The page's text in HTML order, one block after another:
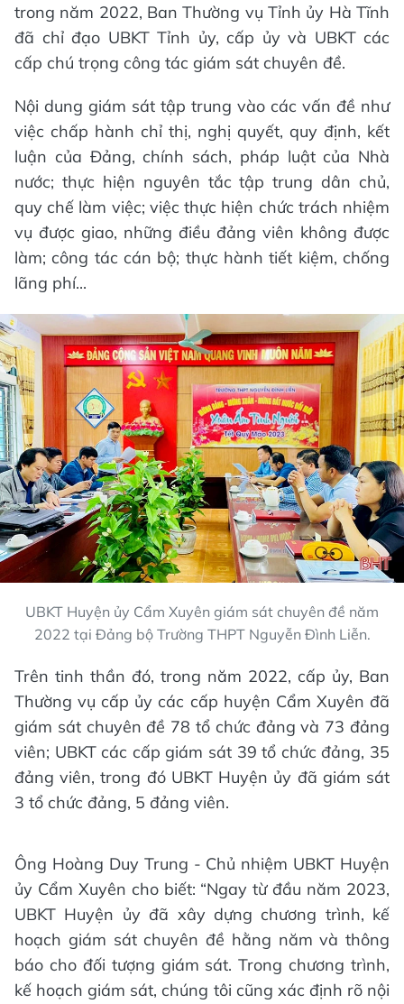
trong năm 2022, Ban Thường vụ Tỉnh ủy Hà Tĩnh
đã chỉ đạo UBKT Tỉnh ủy, cấp ủy và UBKT các
cấp chú trọng công tác giám sát chuyên đề.
Nội dung giám sát tập trung vào các vấn đề như
việc chấp hành chỉ thị, nghị quyết, quy định, kết
luận của Đảng, chính sách, pháp luật của Nhà
nước; thực hiện nguyên tắc tập trung dân chủ,
quy chế làm việc; việc thực hiện chức trách nhiệm
vụ được giao, những điều đảng viên không được
làm; công tác cán bộ; thực hành tiết kiệm, chống
lãng phí...
UBKT Huyện ủy Cẩm Xuyên giám sát chuyên đề năm
2022 tại Đảng bộ Trường THPT Nguyễn Đình Liễn.
Trên tinh thần đó, trong năm 2022, cấp ủy, Ban
Thường vụ cấp ủy các cấp huyện Cẩm Xuyên đã
giám sát chuyên đề 78 tổ chức đảng và 73 đảng
viên; UBKT các cấp giám sát 39 tổ chức đảng, 35
đảng viên, trong đó UBKT Huyện ủy đã giám sát
3 tổ chức đảng, 5 đảng viên.
Ông Hoàng Duy Trung - Chủ nhiệm UBKT Huyện
ủy Cẩm Xuyên cho biết: “Ngay từ đầu năm 2023,
UBKT Huyện ủy đã xây dựng chương trình, kế
hoạch giám sát chuyên đề hằng năm và thông
báo cho đối tượng giám sát. Trong chương trình,
kế hoạch giám sát, chúng tôi cũng xác định rõ nội